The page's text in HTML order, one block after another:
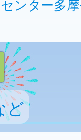
ンター多
ど